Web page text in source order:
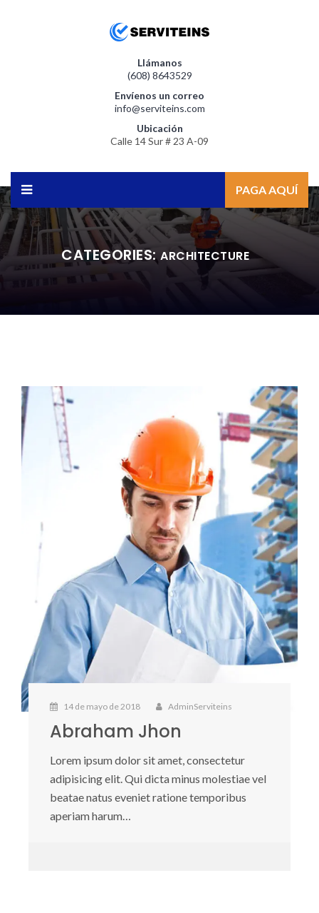
Llámanos
(608) 8643529
Envíenos un correo
info@serviteins.com
Ubicación
Calle 14 Sur # 23 A-09
PAGA AQUÍ
CATEGORIES:ARCHITECTURE
14 de mayo de 2018 AdminServiteins
Abraham Jhon
Lorem ipsum dolor sit amet, consectetur
adipisicing elit. Qui dicta minus molestiae vel
beatae natus eveniet ratione temporibus
aperiam harum…